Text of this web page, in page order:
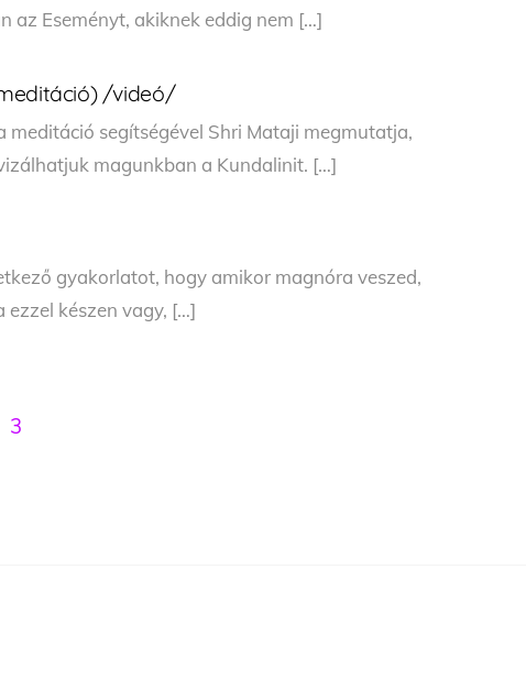
az Eseményt, akiknek eddig nem […]
/videó/
meditáció segítségével Shri Mataji megmutatja,
magunkban a Kundalinit. […]
gyakorlatot, hogy amikor magnóra veszed,
ezzel készen vagy, […]
3